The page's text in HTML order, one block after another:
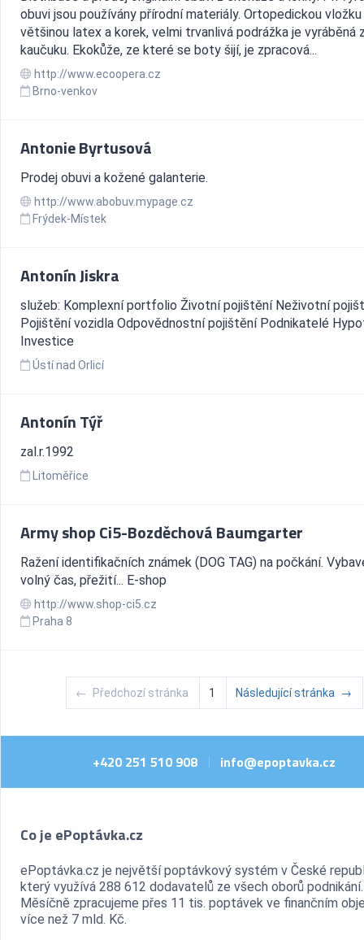
obuvi jsou používány přírodní materiály. Ortopedickou
většinou latex a korek, velmi trvanlivá podrážka je vyráběná
kaučuku. Ekokůže, ze které se boty šijí, je zpracová...
http://www.ecoopera.cz
Brno-venkov
Antonie Byrtusová
Prodej obuvi a kožené galanterie.
http://www.abobuv.mypage.cz
Frýdek-Místek
Antonín Jiskra
služeb: Komplexní portfolio Životní pojištění Neživotní
Pojištění vozidla Odpovědnostní pojištění Podnikatelé
Investice
Ústí nad Orlicí
Antonín Týř
zal.r.1992
Litoměřice
Army shop Ci5-Bozděchová Baumgarter
Ražení identifikačních známek (DOG TAG) na počkání.
volný čas, přežití... E-shop
http://www.shop-ci5.cz
Praha 8
← Předchozí stránka 1 Následující stránka →
+420 251 510 908 | info@epoptavka.cz
Co je ePoptávka.cz
ePoptávka.cz je největší poptávkový systém v České
který využívá 288 612 dodavatelů ze všech oborů podnikání.
Měsíčně zpracujeme přes 11 tis. poptávek ve finančním
více než 7 mld. Kč.